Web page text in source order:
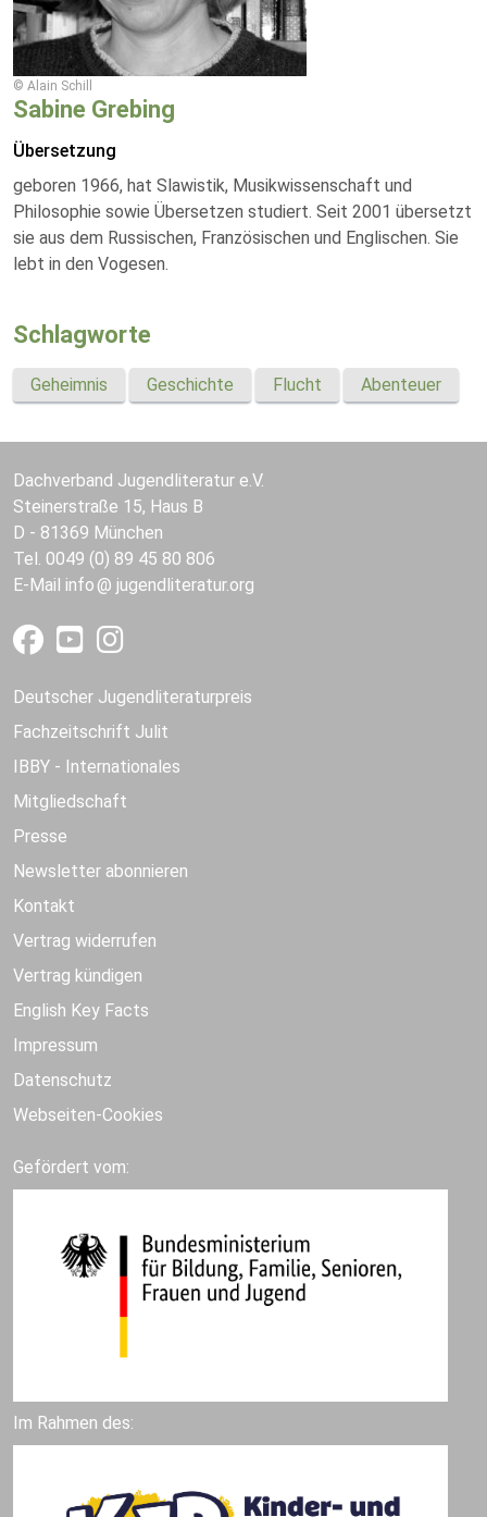
© Alain Schill
Sabine Grebing
Übersetzung
geboren 1966, hat Slawistik, Musikwissenschaft und
Philosophie sowie Übersetzen studiert. Seit 2001 übersetzt
sie aus dem Russischen, Französischen und Englischen. Sie
lebt in den Vogesen.
Schlagworte
Geheimnis Geschichte Flucht Abenteuer
Dachverband Jugendliteratur e.V.
Steinerstraße 15, Haus B
D - 81369 München
Tel. 0049 (0) 89 45 80 806
E-Mail info jugendliteratur.org
Deutscher Jugendliteraturpreis
Fachzeitschrift Julit
IBBY - Internationales
Mitgliedschaft
Presse
Newsletter abonnieren
Kontakt
Vertrag widerrufen
Vertrag kündigen
English Key Facts
Impressum
Datenschutz
Webseiten-Cookies
Gefördert vom:
Im Rahmen des: